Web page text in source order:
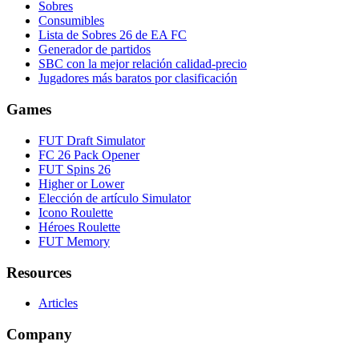
Sobres
Consumibles
Lista de Sobres 26 de EA FC
Generador de partidos
SBC con la mejor relación calidad-precio
Jugadores más baratos por clasificación
Games
FUT Draft Simulator
FC 26 Pack Opener
FUT Spins 26
Higher or Lower
Elección de artículo Simulator
Icono Roulette
Héroes Roulette
FUT Memory
Resources
Articles
Company